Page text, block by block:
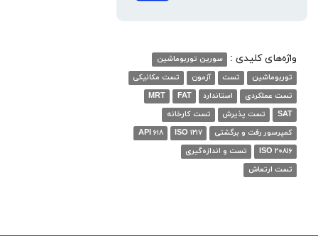
واژه‌های کلیدی :
سورین توربوماشین
توربوماشین
تست آزمون
تست مکانیکی
تست عملکردی
استاندارد MRT
FAT
SAT
تست پذیرش
تست کارخانه
کمپرسور رفت و برگشتی
API ۶۱۸
ISO ۱۲۱۷
ISO ۲۰۸۱۶
تست و اندازه‌گیری
تست ارتعاش